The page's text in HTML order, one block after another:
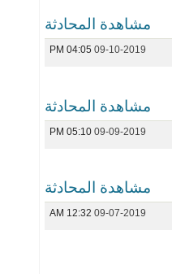
مشاهدة المحادثة
09-10-2019
04:05 PM
مشاهدة المحادثة
09-09-2019
05:10 PM
مشاهدة المحادثة
09-07-2019
12:32 AM